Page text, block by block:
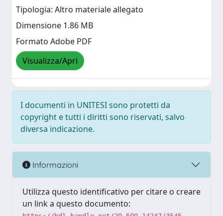
Tipologia: Altro materiale allegato
Dimensione 1.86 MB
Formato Adobe PDF
Visualizza/Apri
I documenti in UNITESI sono protetti da
copyright e tutti i diritti sono riservati, salvo
diversa indicazione.
Informazioni
Utilizza questo identificativo per citare o creare
un link a questo documento: